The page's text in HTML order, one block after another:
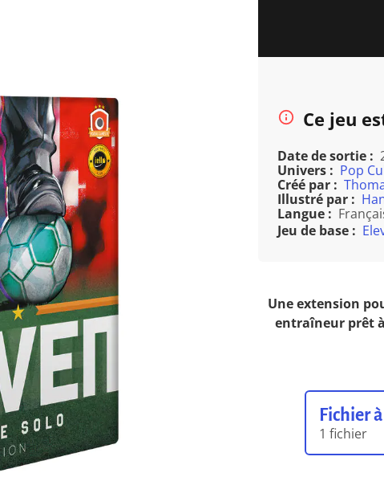
Ce jeu
Date de sortie :
Univers : Pop
Créé par :
Illustré par :
Langue :
Jeu de base :
Une extension
entraîneur prêt
Fichier
1 fichier